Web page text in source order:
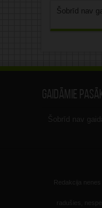
Šobrīd nav
Gaidāmie
Šobrīd nav
Redakcija